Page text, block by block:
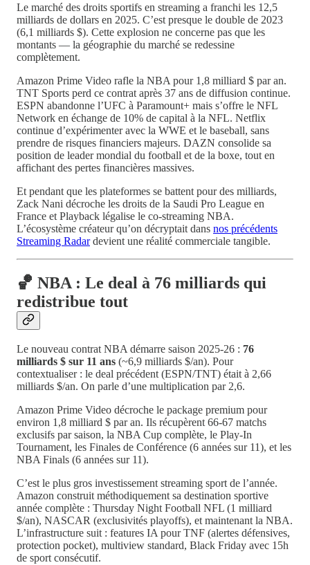
Le marché des droits sportifs en streaming a franchi les 12,5
milliards de dollars en 2025. C’est presque le double de 2023
(6,1 milliards $). Cette explosion ne concerne pas que les
montants — la géographie du marché se redessine
complètement.
Amazon Prime Video rafle la NBA pour 1,8 milliard $ par an.
TNT Sports perd ce contrat après 37 ans de diffusion continue.
ESPN abandonne l’UFC à Paramount+ mais s’offre le NFL
Network en échange de 10% de capital à la NFL. Netflix
continue d’expérimenter avec la WWE et le baseball, sans
prendre de risques financiers majeurs. DAZN consolide sa
position de leader mondial du football et de la boxe, tout en
affichant des pertes financières massives.
Et pendant que les plateformes se battent pour des milliards,
Zack Nani décroche les droits de la Saudi Pro League en
France et Playback légalise le co-streaming NBA.
L’écosystème créateur qu’on décryptait dans nos précédents
Streaming Radardevient une réalité commerciale tangible.
🏀 NBA : Le deal à 76 milliards qui
redistribue tout
Le nouveau contrat NBA démarre saison 2025-26 : 76
milliards $ sur 11 ans (~6,9 milliards $/an). Pour
contextualiser : le deal précédent (ESPN/TNT) était à 2,66
milliards $/an. On parle d’une multiplication par 2,6.
Amazon Prime Video décroche le package premium pour
environ 1,8 milliard $ par an. Ils récupèrent 66-67 matchs
exclusifs par saison, la NBA Cup complète, le Play-In
Tournament, les Finales de Conférence (6 années sur 11), et les
NBA Finals (6 années sur 11).
C’est le plus gros investissement streaming sport de l’année.
Amazon construit méthodiquement sa destination sportive
année complète : Thursday Night Football NFL (1 milliard
$/an), NASCAR (exclusivités playoffs), et maintenant la NBA.
L’infrastructure suit : features IA pour TNF (alertes défensives,
protection pocket), multiview standard, Black Friday avec 15h
de sport consécutif.